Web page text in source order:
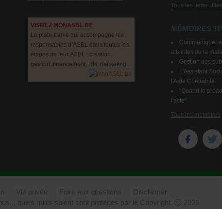
VISITEZ MONASBL.BE
La plate-forme qui accompagne les
responsables d’ASBL dans toutes les
étapes de leur ASBL : création,
gestion, financement, RH, marketing...
Tous les liens utiles
MÉMOIRES
Communiquer
atteintes de la
Gestion des
L'Assistant
l'Aide Contrainte
"Quand le
l'acte"
Tous les mémoires
Vie privée Foire aux questions
Disclaimer
quels qu’ils soient sont protégés par le Copyright. Ⓒ 2026